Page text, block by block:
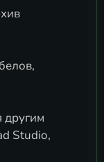
другим
Studio,